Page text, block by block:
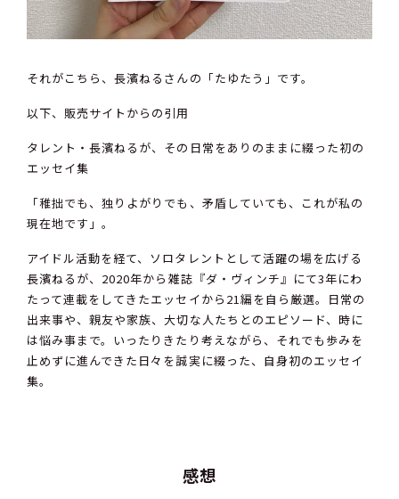
それがこちら、長濱ねるさんの「たゆたう」です。
以下、販売サイトからの引用
タレント・長濱ねるが、その日常をありのままに綴った初の
エッセイ集
「稚拙でも、独りよがりでも、矛盾していても、これが私の
現在地です」。
アイドル活動を経て、ソロタレントとして活躍の場を広げる
長濱ねるが、2020年から雑誌『ダ・ヴィンチ』にて3年にわ
たって連載をしてきたエッセイから21編を自ら厳選。日常の
出来事や、親友や家族、大切な人たちとのエピソード、時に
は悩み事まで。いったりきたり考えながら、それでも歩みを
止めずに進んできた日々を誠実に綴った、自身初のエッセイ
集。
感想